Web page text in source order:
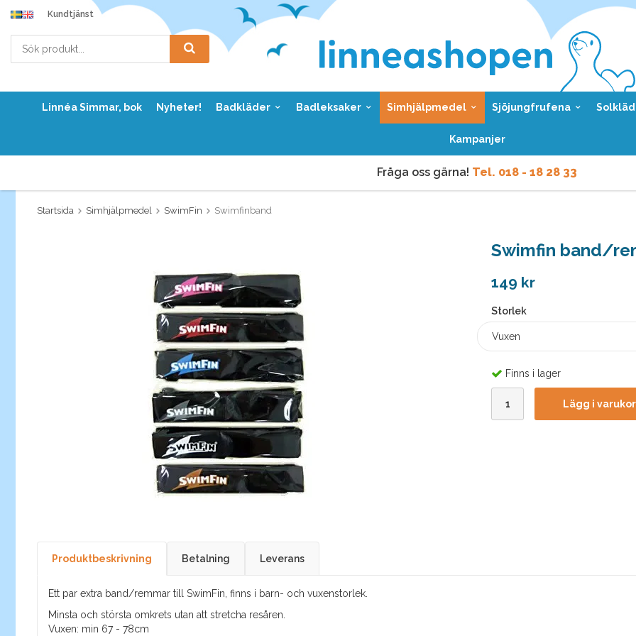
Kundtjänst
Linnéa Simmar, bok Nyheter! Badkläder Badleksaker Simhjälpmedel Sjöjungfrufena
Kampanjer
Fråga oss gärna! Tel. 018 - 18 28 33
Vi skickar samma dagvid order före kl 9 vardagar.
vid order före kl 9 vardagar.
Startsida Simhjälpmedel SwimFin Swimfinband
Swimfin band/
149 kr
Storlek
Vuxen
Finns i lager
Lägg i
Produktbeskrivning Betalning Leverans
Ett par extra band/remmar till SwimFin, finns i barn- och vuxenstorlek.
Minsta och största omkrets utan att stretcha resåren.
Vuxen: min 67 - 78cm